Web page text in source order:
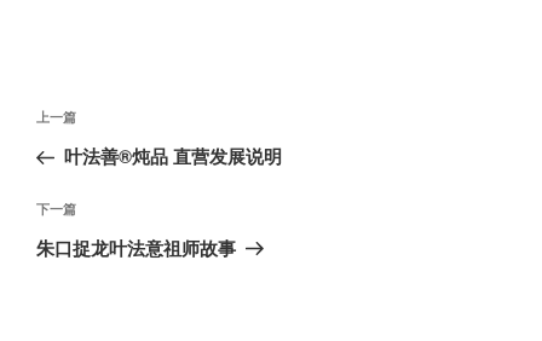
文
导
航
上
一
文
章
上一篇
叶法善®炖品 直营发展说明
下
一
下一篇
朱口捉龙叶法意祖师故事